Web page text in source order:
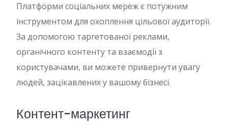
Платформи соціальних мереж є потужним
інструментом для охоплення цільової аудиторії.
За допомогою таргетованої реклами,
органічного контенту та взаємодії з
користувачами, ви можете привернути увагу
людей, зацікавлених у вашому бізнесі.
Контент-маркетинг